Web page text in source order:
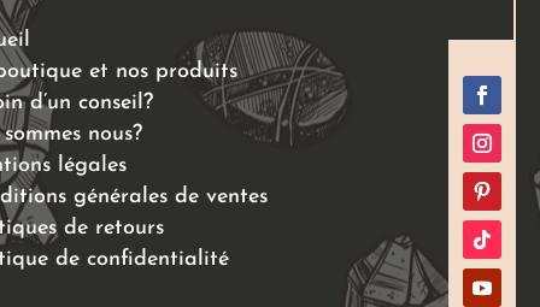
et nos produits
d’un conseil?
nous?
légales
générales de ventes
de retours
de confidentialité